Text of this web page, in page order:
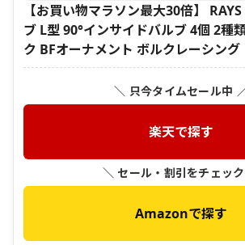
【お買い物マラソン最大30倍】
ブ L型 90°インサイドバルブ 4個 2種
ク BFオーナメント ボルクレーシング
＼ 只今タイムセール中
楽天で探す
＼ セール・割引をチェッ
Amazonで探す